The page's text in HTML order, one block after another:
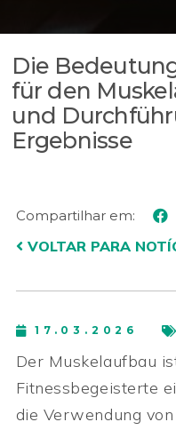
Die
für den
und
Ergebnisse
Compartilhar em:
VOLTAR PARA
17.03.2026
Der Muskelaufbau
Fitnessbegeisterte
die Verwendung